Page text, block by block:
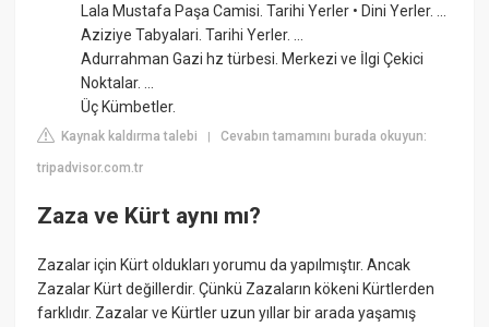
Lala Mustafa Paşa Camisi. Tarihi Yerler • Dini Yerler. ...
Aziziye Tabyalari. Tarihi Yerler. ...
Adurrahman Gazi hz türbesi. Merkezi ve İlgi Çekici
Noktalar. ...
Üç Kümbetler.
Kaynak kaldırma talebi |Cevabın tamamını burada okuyun:
tripadvisor.com.tr
Zaza ve Kürt aynı mı?
Zazalar için Kürt oldukları yorumu da yapılmıştır. Ancak
Zazalar Kürt değillerdir. Çünkü Zazaların kökeni Kürtlerden
farklıdır. Zazalar ve Kürtler uzun yıllar bir arada yaşamış